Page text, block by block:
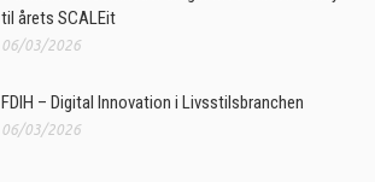
til årets SCALEit
06/03/2026
FDIH – Digital Innovation i Livsstilsbranchen
06/03/2026